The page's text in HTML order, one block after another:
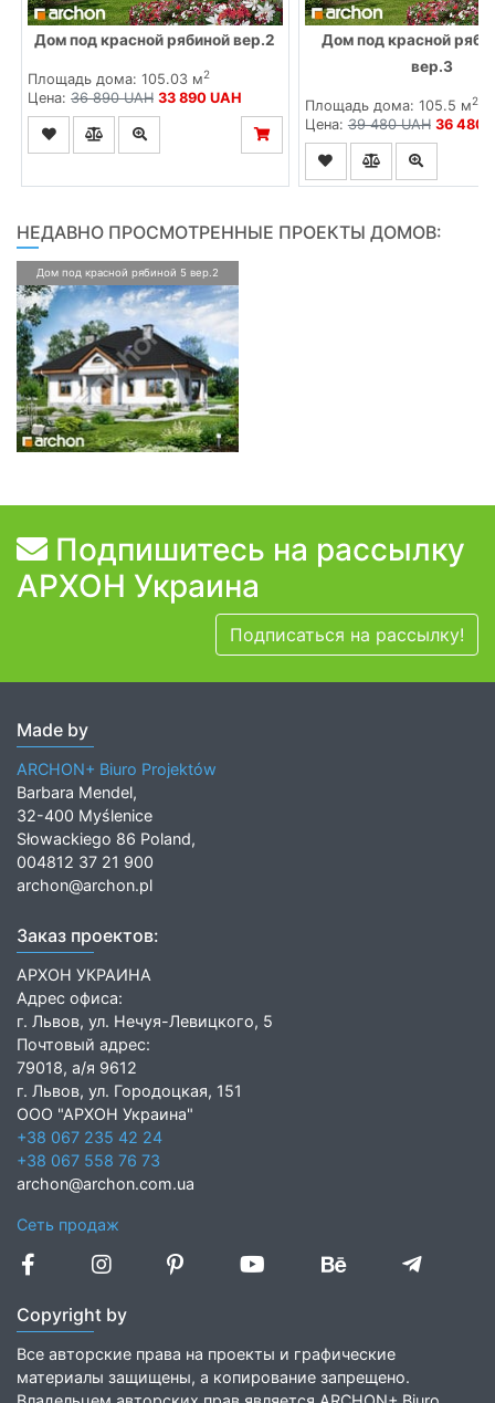
Дом под красной рябиной вер.2
Площадь дома: 105.03 м2
Цена: 36 890 UAH 33 890 UAH
Дом под красной
вер.3
Площадь дома: 105.5 м2
Цена:39 480 UAH 36 480
НЕДАВНО ПРОСМОТРЕННЫЕ ПРОЕКТЫ ДОМОВ:
Дом под красной рябиной 5 вер.2
Подпишитесь на рассылку
АРХОН Украина
Подписаться на рассылку!
Made by
ARCHON+ Biuro Projektów
Barbara Mendel,
32-400 Myślenice
Słowackiego 86 Poland,
004812 37 21 900
archon@archon.pl
Заказ проектов:
АРХОН УКРАИНА
Адрес офиса:
г. Львов, ул. Нечуя-Левицкого, 5
Почтовый адрес:
79018, а/я 9612
г. Львов, ул. Городоцкая, 151
ООО "АРХОН Украина"
+38 067 235 42 24
+38 067 558 76 73
archon@archon.com.ua
Сеть продаж
Copyright by
Все авторские права на проекты и графические
материалы защищены, а копирование запрещено.